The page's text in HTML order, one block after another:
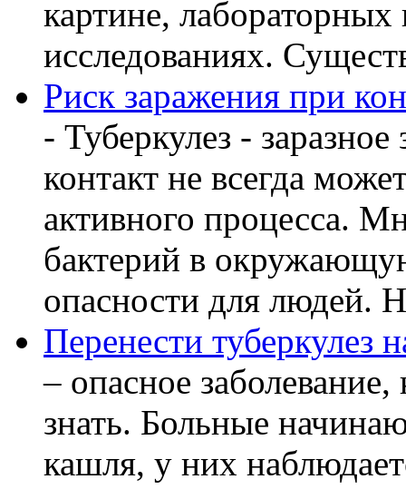
картине, лабораторных
исследованиях.
Риск заражения при
- Туберкулез -
контакт не всегда
активного процесса.
бактерий в
опасности для людей.
Перенести туберкулез
– опасное
знать. Больные
кашля, у них